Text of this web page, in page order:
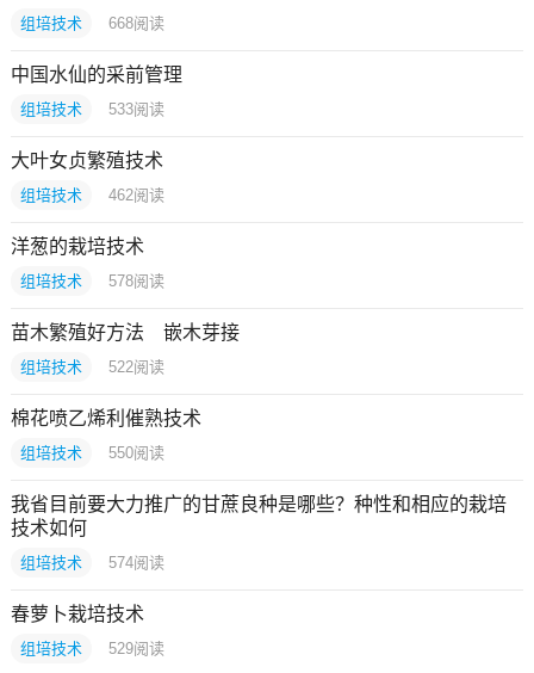
组培技术 668阅读
中国水仙的采前管理
组培技术 533阅读
大叶女贞繁殖技术
组培技术 462阅读
洋葱的栽培技术
组培技术 578阅读
苗木繁殖好方法 嵌木芽接
组培技术 522阅读
棉花喷乙烯利催熟技术
组培技术 550阅读
我省目前要大力推广的甘蔗良种是哪些？种性和相应的栽培
技术如何
组培技术 574阅读
春萝卜栽培技术
组培技术 529阅读